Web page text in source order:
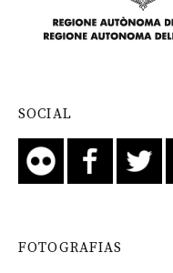
SOCIAL
FOTOGRAFIAS